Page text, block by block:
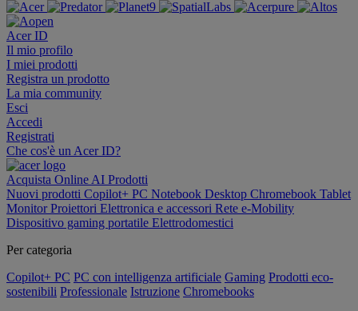
Acer ID
Il mio profilo
I miei prodotti
Registra un prodotto
La mia community
Esci
Accedi
Registrati
Che cos'è un Acer ID?
Acquista Online AI Prodotti
Nuovi prodotti Copilot+ PC Notebook Desktop Chromebook Tablet
MonitorProiettori Elettronica e accessori Rete e-Mobility
Dispositivo gaming portatile Elettrodomestici
Per categoria
Copilot+ PC PC con intelligenza artificiale Gaming Prodotti eco-
sostenibili Professionale Istruzione Chromebooks